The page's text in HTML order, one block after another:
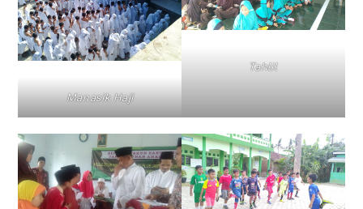
Manasik Haji
Tahlil